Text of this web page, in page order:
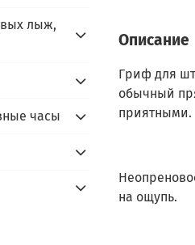
Описание
Гриф для
обычный
приятными.
на ощупь.
лыж,
часы